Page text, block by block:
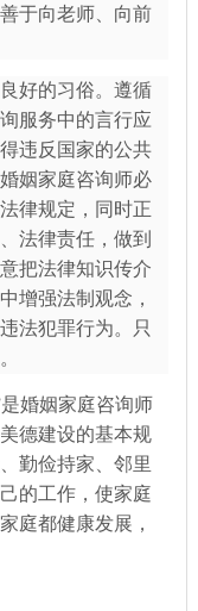
于向老师、向前
好的习俗。遵循
服务中的言行应
违反国家的公共
姻家庭咨询师必
律规定，同时正
法律责任，做到
把法律知识传介
增强法制观念，
法犯罪行为。只
婚姻家庭咨询师
德建设的基本规
勤俭持家、邻里
的工作，使家庭
庭都健康发展，